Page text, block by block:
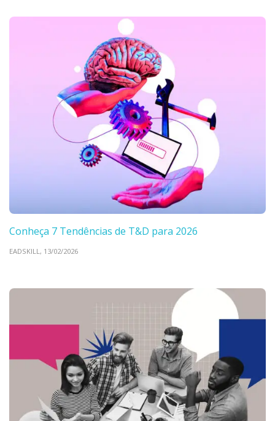
Conheça 7 Tendências de T&D para 2026
EADSKILL, 13/02/2026